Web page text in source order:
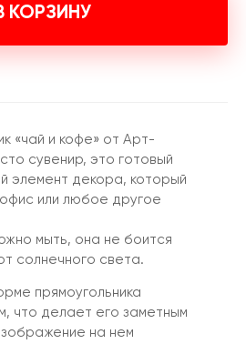
КОРЗИНУ
«чай и кофе» от Арт-
сувенир, это готовый
элемент декора, который
или любое другое
мыть, она не боится
солнечного света.
прямоугольника
что делает его заметным
на нем